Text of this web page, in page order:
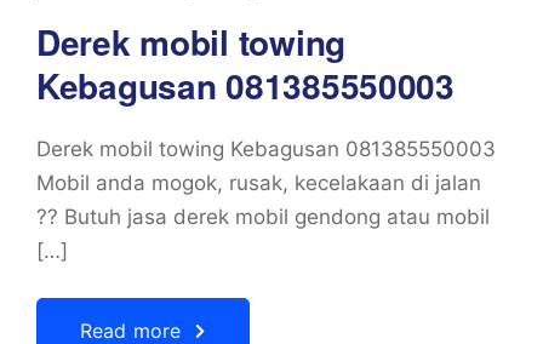
Derek mobil towing
Kebagusan 081385550003
Derek mobil towing Kebagusan 081385550003
Mobil anda mogok, rusak, kecelakaan di jalan
?? Butuh jasa derek mobil gendong atau mobil
[…]
Read more